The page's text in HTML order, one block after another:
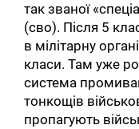
так званої
(сво). Після 5
в мілітарну
класи. Там уже
система
тонкощів
пропагують